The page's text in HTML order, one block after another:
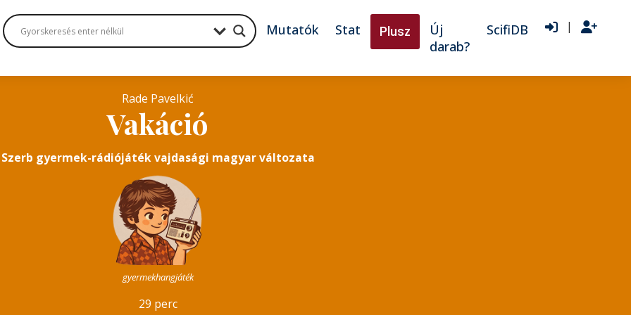
Mutatók Stat Plusz
Új
darab?
ScifiDB |
Rade Pavelkić
Vakáció
Szerb gyermek-rádiójáték vajdasági magyar változata
gyermekhangjáték
29 perc